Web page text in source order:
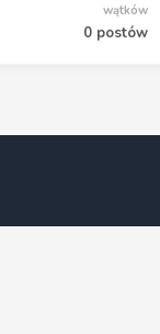
wątków
0 postów